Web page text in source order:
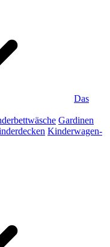
Das
Gardinen
Kinderwagen-